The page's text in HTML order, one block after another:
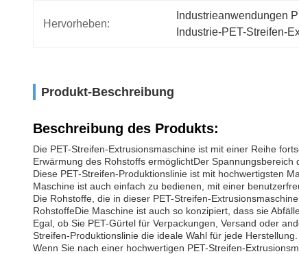
Hervorheben:
Industrieanwendungen
Industrie-PET-Streifen-
Produkt-Beschreibung
Beschreibung des Produkts:
Die PET-Streifen-Extrusionsmaschine ist mit einer Reihe
Erwärmung des Rohstoffs ermöglichtDer
Diese PET-Streifen-Produktionslinie ist mit hochwertigsten
Maschine ist auch einfach zu bedienen, mit einer
Die Rohstoffe, die in dieser PET-Streifen-
RohstoffeDie Maschine ist auch so konzipiert, dass sie
Egal, ob Sie PET-Gürtel für Verpackungen, Versand oder
Streifen-Produktionslinie die ideale Wahl für jede Herstellung.
Wenn Sie nach einer hochwertigen PET-Streifen-